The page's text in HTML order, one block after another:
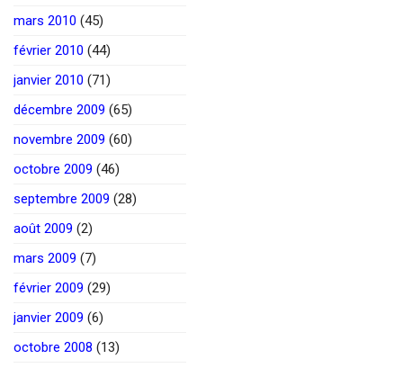
mars 2010 (45)
février 2010 (44)
janvier 2010 (71)
décembre 2009 (65)
novembre 2009 (60)
octobre 2009 (46)
septembre 2009 (28)
août 2009 (2)
mars 2009 (7)
février 2009 (29)
janvier 2009 (6)
octobre 2008 (13)